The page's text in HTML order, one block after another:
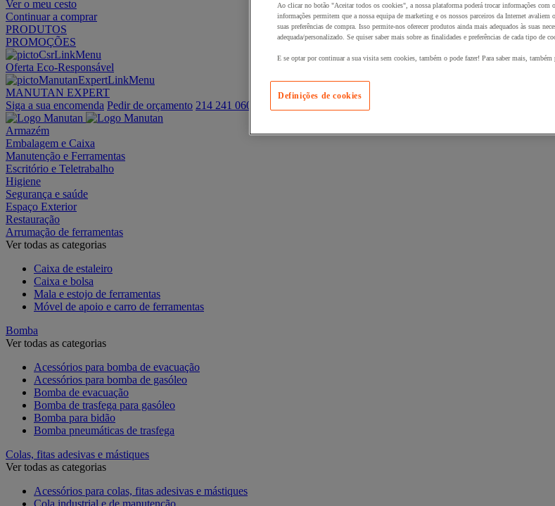
Ver o meu cesto
Continuar a comprar
PRODUTOS
PROMOÇÕES
Oferta Eco-Responsável
MANUTAN EXPERT
Siga a sua encomenda Pedir de orçamento 214 241 060
Armazém
Embalagem e Caixa
Manutenção e Ferramentas
Escritório e Teletrabalho
Higiene
Segurança e saúde
Espaço Exterior
Restauração
Arrumação de ferramentas
Ver todas as categorias
Caixa de estaleiro
Caixa e bolsa
Mala e estojo de ferramentas
Móvel de apoio e carro de ferramentas
Bomba
Ver todas as categorias
Acessórios para bomba de evacuação
Acessórios para bomba de gasóleo
Bomba de evacuação
Bomba de trasfega para gasóleo
Bomba para bidão
Bomba pneumáticas de trasfega
Colas, fitas adesivas e mástiques
Ver todas as categorias
Acessórios para colas, fitas adesivas e mástiques
Cola industrial e de manutenção
Ao clicar no botão "Aceitar todos os cookies", a nossa plataforma poderá trocar informações com
informações permitem que a nossa equipa de marketing e os nossos parceiros da Internet avaliem
suas preferências de compra. Isso permite-nos oferecer produtos ainda mais adequados às suas
adequada/personalizado. Se quiser saber mais sobre as finalidades e preferências de cada tipo de
E se optar por continuar a sua visita sem cookies, também o pode fazer! Para saber mais, também
Definições de cookies